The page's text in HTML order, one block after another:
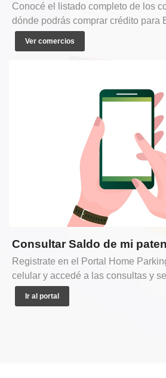
Conocé el listado completo de los
dónde podrás comprar crédito para
Ver comercios
Consultar Saldo de mi
Registrate en el Portal Home
celular y accedé a las consultas y
Ir al portal